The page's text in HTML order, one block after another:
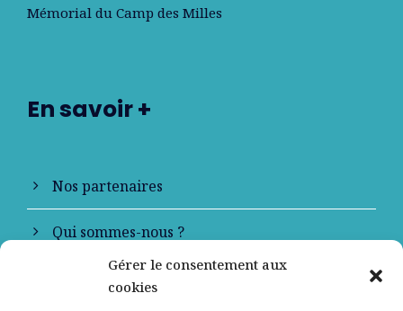
Gérer le consentement aux
cookies
Mémorial du Camp des Milles
En savoir +
Nos partenaires
Qui sommes-nous ?
Contactez-nous